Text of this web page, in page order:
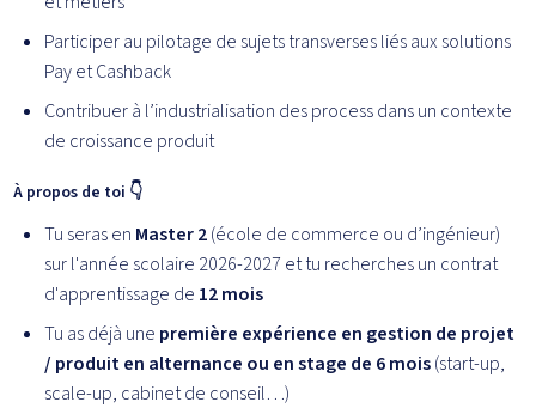
Participer au pilotage de sujets transverses liés aux solutions
Pay et Cashback
Contribuer à l’industrialisation des process dans un contexte
de croissance produit
À propos de toi 👇
Tu seras en Master 2(école de commerce ou d’ingénieur)
sur l'année scolaire 2026-2027 et tu recherches un contrat
d'apprentissage de 12 mois
Tu as déjà une première expérience en gestion de projet
/ produit en alternance ou en stage de 6 mois(start-up,
scale-up, cabinet de conseil…)